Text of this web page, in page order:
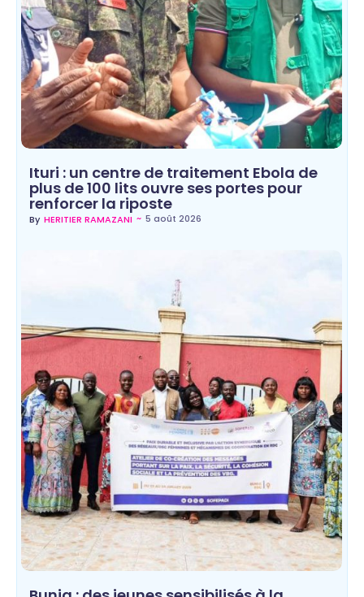
Ituri : un centre de traitement Ebola de
plus de 100 lits ouvre ses portes pour
renforcer la riposte
By HERITIER RAMAZANI ~ 5 août 2026